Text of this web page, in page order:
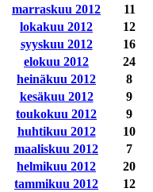
marraskuu 2012
11
lokakuu 2012
12
syyskuu 2012
16
elokuu 2012
24
heinäkuu 2012
8
kesäkuu 2012
9
toukokuu 2012
9
huhtikuu 2012
10
maaliskuu 2012
7
helmikuu 2012
20
tammikuu 2012
12